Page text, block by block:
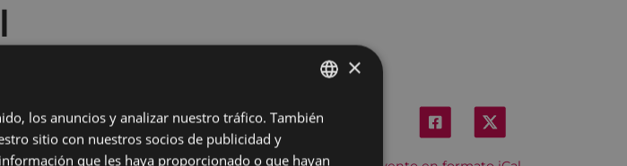
BASQUE
×
los anuncios y analizar nuestro tráfico. También
sitio con nuestros socios de publicidad y
que les haya proporcionado o que hayan